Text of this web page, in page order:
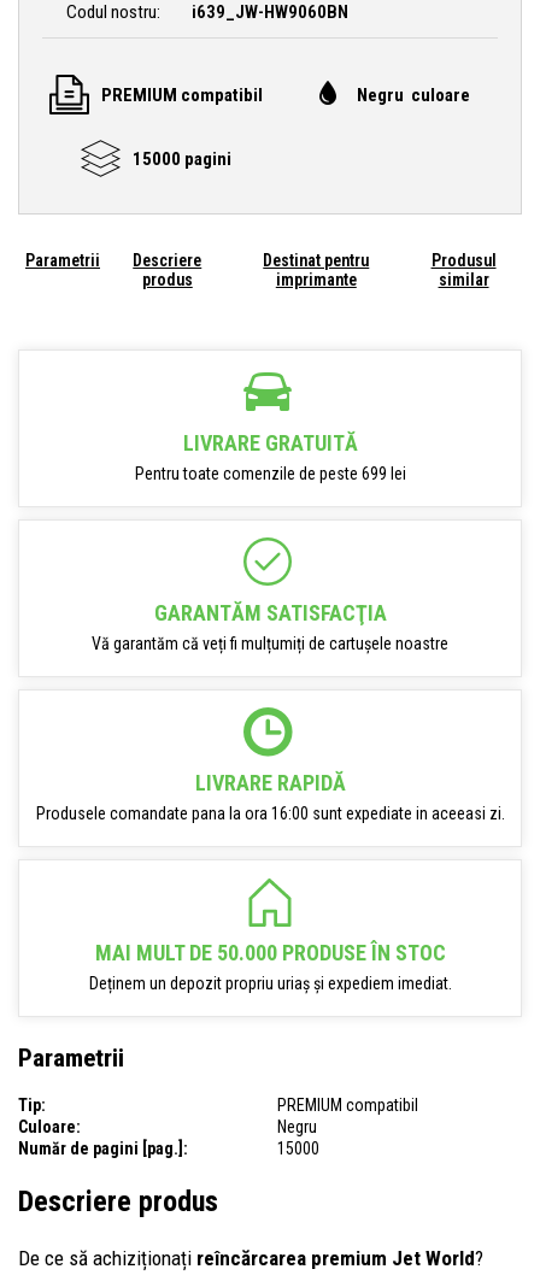
Codul nostru:
i639_JW-HW9060BN
PREMIUM compatibil Negru culoare
15000 pagini
Parametrii
Descriere
produs
Destinat pentru
imprimante
Produsul
similar
LIVRARE GRATUITĂ
Pentru toate comenzile de peste 699 lei
GARANTĂM SATISFACŢIA
Vă garantăm că veți fi mulțumiți de cartușele noastre
LIVRARE RAPIDĂ
Produsele comandate pana la ora 16:00 sunt expediate in aceeasi zi.
MAI MULT DE 50.000 PRODUSE ÎN STOC
Deținem un depozit propriu uriaș și expediem imediat.
Parametrii
Tip:
PREMIUM compatibil
Culoare:
Negru
Număr de pagini [pag.]:
15000
Descriere produs
De ce să achiziționați reîncărcarea premium Jet World?